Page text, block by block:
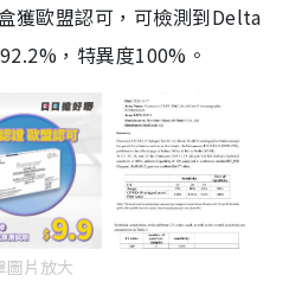
獲歐盟認可，可檢測到Delta
，特異度100%。
圖片放大